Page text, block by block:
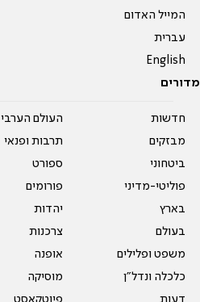
המייל האדום
עברית
English
מדורים
חדשות
מבזקים
ביטחוני
פוליטי-מדיני
בארץ
בעולם
משפט ופלילים
כלכלה ונדל"ן
דעות
העולם הערבי
תרבות ופנאי
ספורט
פורומים
יהדות
צרכנות
אופנה
מוסיקה
פיוטקאסט